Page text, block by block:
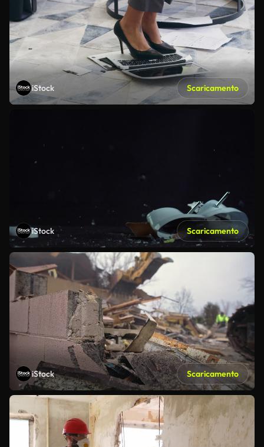
iStock Scaricamento
iStock Scaricamento
iStock Scaricamento